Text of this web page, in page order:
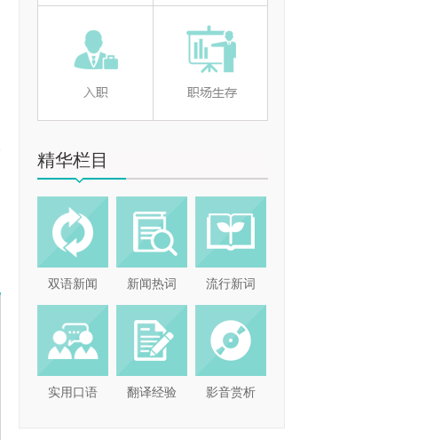
精华栏目
双语新闻 新闻热词 流行新词
实用口语 翻译经验 影音赏析